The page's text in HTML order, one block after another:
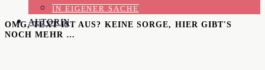
IN EIGENER SACHE
AUTORIN
OMG, TEXT IST AUS? KEINE SORGE, HIER GIBT'S
NOCH MEHR …